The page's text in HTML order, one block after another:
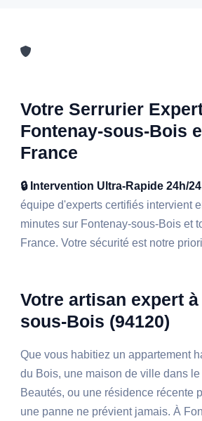
Votre Serrurier
Fontenay-sous-Bois
France
🔒 Intervention Ultra-Rapide 24h/
équipe d'experts certifiés intervient
minutes sur Fontenay-sous-Bois et
France. Votre sécurité est notre
Votre artisan expert
sous-Bois (94120)
Que vous habitiez un appartement
du Bois, une maison de ville dans
Beautés, ou une résidence récente
une panne ne prévient jamais. À